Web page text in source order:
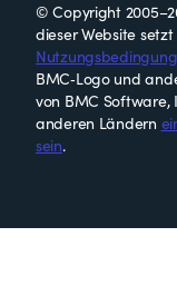
© Copyright
dieser Website
BMC‑Logo und
von BMC Software,
anderen Ländern
sein.